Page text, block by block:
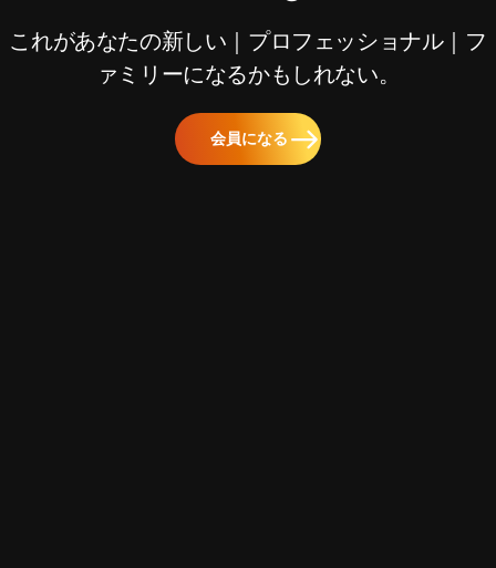
これがあなたの新しい｜プロフェッショナル｜フ
ァミリーになるかもしれない。
会員になる